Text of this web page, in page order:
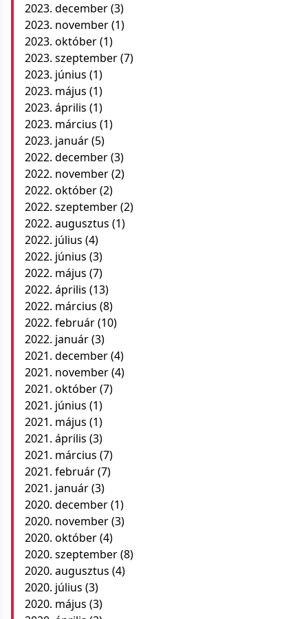
2023. december(3)
2023. november(1)
2023. október(1)
2023. szeptember(7)
2023. június (1)
2023. május (1)
2023. április (1)
2023. március (1)
2023. január(5)
2022. december(3)
2022. november(2)
2022. október(2)
2022. szeptember(2)
2022. augusztus (1)
2022. július (4)
2022. június (3)
2022. május (7)
2022. április (13)
2022. március (8)
2022. február(10)
2022. január(3)
2021. december(4)
2021. november(4)
2021. október(7)
2021. június (1)
2021. május (1)
2021. április (3)
2021. március (7)
2021. február(7)
2021. január(3)
2020. december(1)
2020. november(3)
2020. október(4)
2020. szeptember(8)
2020. augusztus (4)
2020. július (3)
2020. május (3)